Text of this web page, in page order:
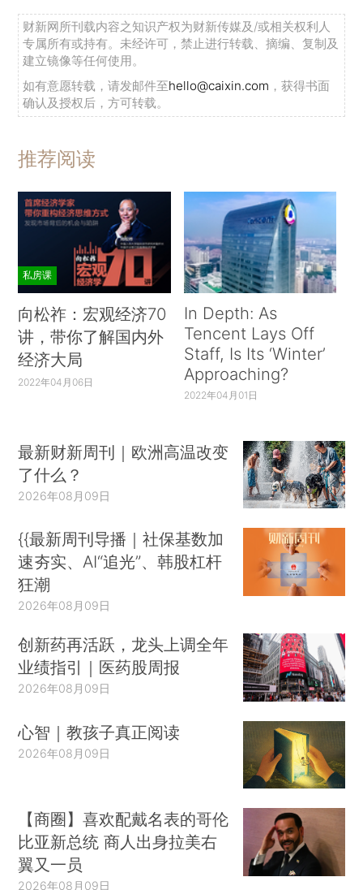
财新网所刊载内容之知识产权为财新传媒及/或相关权利人
专属所有或持有。未经许可，禁止进行转载、摘编、复制及
建立镜像等任何使用。
如有意愿转载，请发邮件至hello@caixin.com ，获得书面
确认及授权后，方可转载。
推荐阅读
私房课
向松祚：宏观经济70
讲，带你了解国内外
经济大局
2022年04月06日
In Depth: As
Tencent Lays Off
Staff, Is Its ‘Winter’
Approaching?
2022年04月01日
最新财新周刊｜欧洲高温改变
了什么？
2026年08月09日
{{最新周刊导播｜社保基数加
速夯实、AI“追光”、韩股杠杆
狂潮
2026年08月09日
创新药再活跃，龙头上调全年
业绩指引｜医药股周报
2026年08月09日
心智｜教孩子真正阅读
2026年08月09日
【商圈】喜欢配戴名表的哥伦
比亚新总统 商人出身拉美右
翼又一员
2026年08月09日